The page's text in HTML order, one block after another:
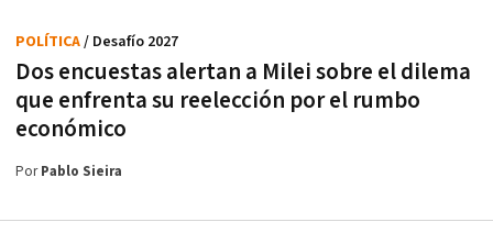
Dos encuestas alertan a Milei sobre el dilema
que enfrenta su reelección por el rumbo
económico
POLÍTICA/ Desafío 2027
PorPablo Sieira